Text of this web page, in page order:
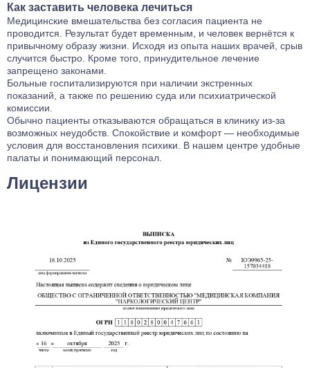
Как заставить человека лечиться
Медицинские вмешательства без согласия пациента не
проводится. Результат будет временным, и человек вернётся к
привычному образу жизни. Исходя из опыта наших врачей, срыв
случится быстро. Кроме того, принудительное лечение
запрещено законами.
Больные госпитализируются при наличии экстренных
показаний, а также по решению суда или психиатрической
комиссии.
Обычно пациенты отказываются обращаться в клинику из-за
возможных неудобств. Спокойствие и комфорт — необходимые
условия для восстановления психики. В нашем центре удобные
палаты и понимающий персонал.
Лицензии